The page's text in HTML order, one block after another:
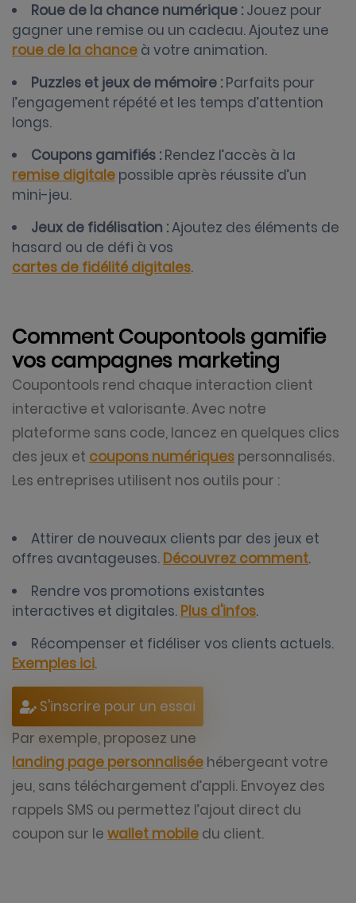
Roue de la chance numérique : Jouez pour
gagner une remise ou un cadeau. Ajoutez une
roue de la chance à votre animation.
Puzzles et jeux de mémoire : Parfaits pour
l’engagement répété et les temps d’attention
longs.
Coupons gamifiés : Rendez l’accès à la
remise digitale possible après réussite d’un
mini-jeu.
Jeux de fidélisation :Ajoutez des éléments de
hasard ou de défi à vos
cartes de fidélité digitales.
Comment Coupontools gamifie
vos campagnes marketing
Coupontools rend chaque interaction client
interactive et valorisante. Avec notre
plateforme sans code, lancez en quelques clics
des jeux et coupons numériques personnalisés.
Les entreprises utilisent nos outils pour :
Attirer de nouveaux clients par des jeux et
offres avantageuses. Découvrez comment.
Rendre vos promotions existantes
interactives et digitales. Plus d'infos.
Récompenser et fidéliser vos clients actuels.
Exemples ici.
S'inscrire pour un essai
Par exemple, proposez une
landing page personnalisée hébergeant votre
jeu, sans téléchargement d’appli. Envoyez des
rappels SMS ou permettez l’ajout direct du
coupon sur le wallet mobile du client.